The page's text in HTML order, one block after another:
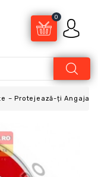
0
– Protejează-ți